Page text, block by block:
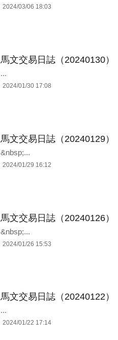
2024/03/06 18:03
馬文交易日誌（20240130）
...
2024/01/30 17:08
馬文交易日誌（20240129）
&nbsp;...
2024/01/29 16:12
馬文交易日誌（20240126）
&nbsp;...
2024/01/26 15:53
馬文交易日誌（20240122）
...
2024/01/22 17:14